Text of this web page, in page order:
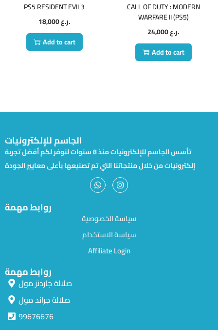
PS5 RESIDENT EVIL3
18,000
ر.ع.
Add to cart
CALL OF DUTY : MODERN
WARFARE II (PS5)
24,000
ر.ع.
Add to cart
الجاسم للإلكترونيات
تأسس الجاسم للإلكترونيات منذ 8 سنوات لنوفر لكم أفضل تجربة
إلكترونيات من خلال منتجاتنا التي تم تصنيعها بأعلى معايير الجودة
روابط مهمة
سياسة الخصوصية
سياسة الاستخدام
Affiliate Login
روابط مهمة
صلالة جاردنز مول
صلالة جراند مول
99676676